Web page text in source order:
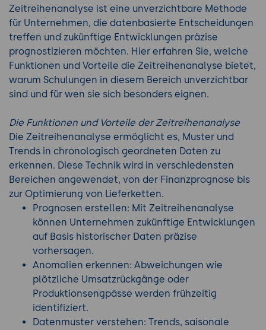
Zeitreihenanalyse ist eine unverzichtbare Methode
für Unternehmen, die datenbasierte Entscheidungen
treffen und zukünftige Entwicklungen präzise
prognostizieren möchten. Hier erfahren Sie, welche
Funktionen und Vorteile die Zeitreihenanalyse bietet,
warum Schulungen in diesem Bereich unverzichtbar
sind und für wen sie sich besonders eignen.
Die Funktionen und Vorteile der Zeitreihenanalyse
Die Zeitreihenanalyse ermöglicht es, Muster und
Trends in chronologisch geordneten Daten zu
erkennen. Diese Technik wird in verschiedensten
Bereichen angewendet, von der Finanzprognose bis
zur Optimierung von Lieferketten.
Prognosen erstellen: Mit Zeitreihenanalyse
können Unternehmen zukünftige Entwicklungen
auf Basis historischer Daten präzise
vorhersagen.
Anomalien erkennen: Abweichungen wie
plötzliche Umsatzrückgänge oder
Produktionsengpässe werden frühzeitig
identifiziert.
Datenmuster verstehen: Trends, saisonale